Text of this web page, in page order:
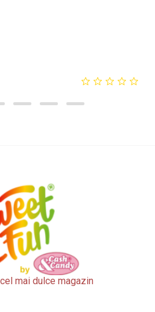
mai dulce magazin